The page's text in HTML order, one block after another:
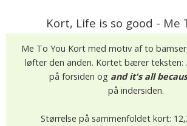
Kort, Life is so good - Me
Me To You Kort med motiv af to
løfter den anden. Kortet bærer teksten:
på forsiden og and it's all
på indersiden.
Størrelse på sammenfoldet kort: